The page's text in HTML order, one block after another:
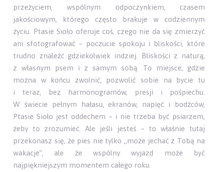
przeżyciem, wspólnym odpoczynkiem, czasem
jakościowym, którego często brakuje w codziennym
życiu. Ptasie Sioło oferuje coś, czego nie da się zmierzyć
ani sfotografować – poczucie spokoju i bliskości, które
trudno znaleźć gdziekolwiek indziej. Bliskości z naturą,
z własnym psem i z samym sobą. To miejsce, gdzie
można w końcu zwolnić, pozwolić sobie na bycie tu
i teraz, bez harmonogramów, presji i pośpiechu.
W świecie pełnym hałasu, ekranów, napięć i bodźców,
Ptasie Sioło jest oddechem – i nie trzeba być psiarzem,
żeby to zrozumieć. Ale jeśli jesteś – to właśnie tutaj
przekonasz się, że pies nie tylko „może jechać z Tobą na
wakacje”, ale że wspólny wyjazd może być
najpiękniejszym momentem całego roku.